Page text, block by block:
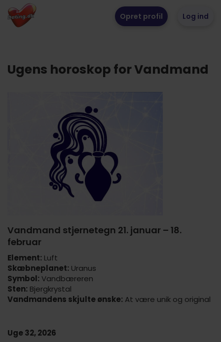
Opret profil Log ind
Ugens horoskop for Vandmand
Vandmand stjernetegn 21. januar – 18.
februar
Element: Luft
Skæbneplanet: Uranus
Symbol:Vandbæreren
Sten: Bjergkrystal
Vandmandens skjulte ønske: At være unik og original
Uge 32, 2026